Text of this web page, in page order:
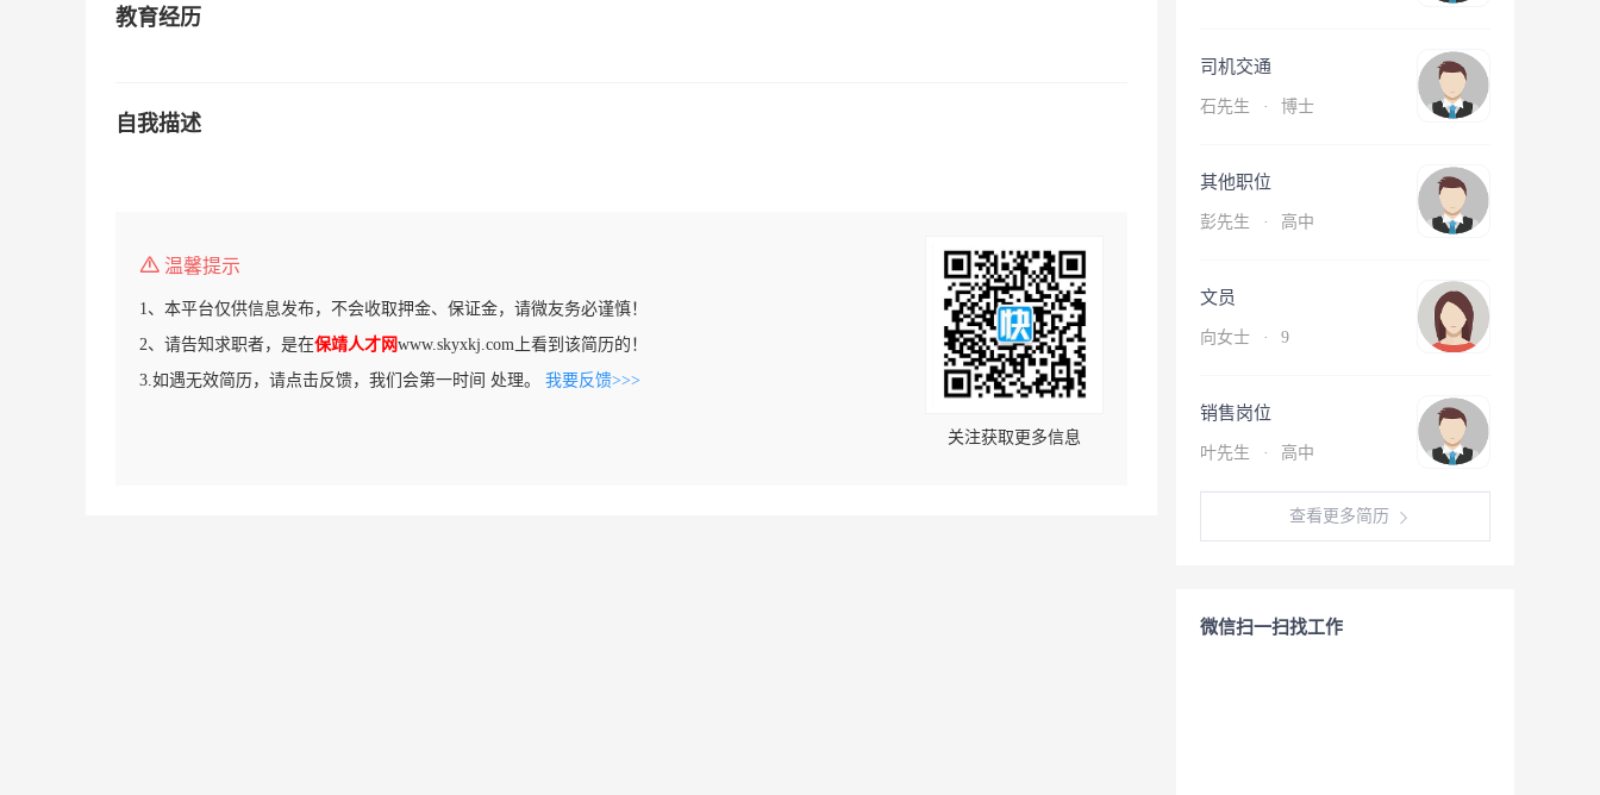
教育经历
自我描述
温馨提示
1、本平台仅供信息发布，不会收取押金、保证金，请微友务必谨慎！
2、请告知求职者，是在保靖人才网www.skyxkj.com上看到该简历的！
3.如遇无效简历，请点击反馈，我们会第一时间 处理。 我要反馈>>>
关注获取更多信息
司机交通
石先生 · 博士
其他职位
彭先生 · 高中
文员
向女士 · 9
销售岗位
叶先生 · 高中
查看更多简历
微信扫一扫找工作